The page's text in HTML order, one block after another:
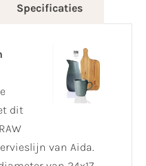
Specificaties
dit
van Aida.